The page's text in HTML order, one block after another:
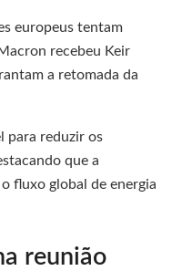
europeus tentam
recebeu Keir
a retomada da
para reduzir os
que a
fluxo global de energia
reunião